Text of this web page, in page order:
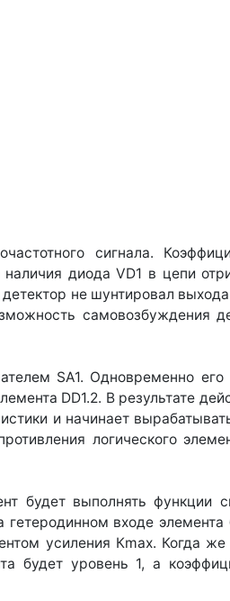
сигнала.
диода VD1 в цепи
не шунтировал
самовозбуждения
SA1. Одновременно его
DD1.2. В результате
и начинает
логического
будет выполнять функции
входе элемента
усиления Кmax. Когда
будет уровень 1, а